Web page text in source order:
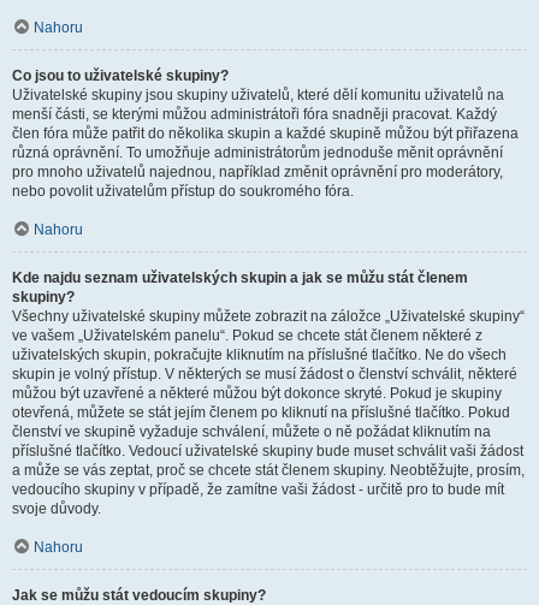
Nahoru
Co jsou to uživatelské skupiny?
Uživatelské skupiny jsou skupiny uživatelů, které dělí komunitu uživatelů na
menší části, se kterými můžou administrátoři fóra snadněji pracovat. Každý
člen fóra může patřit do několika skupin a každé skupině můžou být přiřazena
různá oprávnění. To umožňuje administrátorům jednoduše měnit oprávnění
pro mnoho uživatelů najednou, například změnit oprávnění pro moderátory,
nebo povolit uživatelům přístup do soukromého fóra.
Nahoru
Kde najdu seznam uživatelských skupin a jak se můžu stát členem
skupiny?
Všechny uživatelské skupiny můžete zobrazit na záložce „Uživatelské skupiny“
ve vašem „Uživatelském panelu“. Pokud se chcete stát členem některé z
uživatelských skupin, pokračujte kliknutím na příslušné tlačítko. Ne do všech
skupin je volný přístup. V některých se musí žádost o členství schválit, některé
můžou být uzavřené a některé můžou být dokonce skryté. Pokud je skupiny
otevřená, můžete se stát jejím členem po kliknutí na příslušné tlačítko. Pokud
členství ve skupině vyžaduje schválení, můžete o ně požádat kliknutím na
příslušné tlačítko. Vedoucí uživatelské skupiny bude muset schválit vaši žádost
a může se vás zeptat, proč se chcete stát členem skupiny. Neobtěžujte, prosím,
vedoucího skupiny v případě, že zamítne vaši žádost - určitě pro to bude mít
svoje důvody.
Nahoru
Jak se můžu stát vedoucím skupiny?